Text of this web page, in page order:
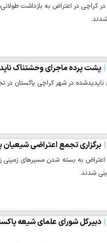
کراچی در اعتراض به بازداشت
پشت پرده ماجرای وحشتناک
ناپدیدشده در شهر کراچی پاکستان
برگزاری تجمع اعتراضی شیعیان
اعتراض به بسته شدن مسیرهای زمینی
شدند.
دبیرکل شورای علمای شیعه